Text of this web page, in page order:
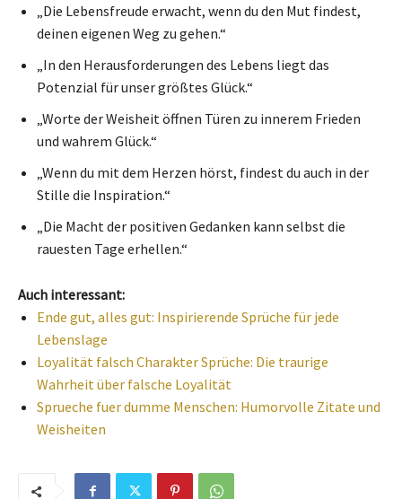
„Die Lebensfreude erwacht, wenn du den Mut findest,
deinen eigenen Weg zu gehen.“
„In den Herausforderungen des Lebens liegt das
Potenzial für unser größtes Glück.“
„Worte der Weisheit öffnen Türen zu innerem Frieden
und wahrem Glück.“
„Wenn du mit dem Herzen hörst, findest du auch in der
Stille die Inspiration.“
„Die Macht der positiven Gedanken kann selbst die
rauesten Tage erhellen.“
Auch interessant:
Ende gut, alles gut: Inspirierende Sprüche für jede
Lebenslage
Loyalität falsch Charakter Sprüche: Die traurige
Wahrheit über falsche Loyalität
Sprueche fuer dumme Menschen: Humorvolle Zitate und
Weisheiten